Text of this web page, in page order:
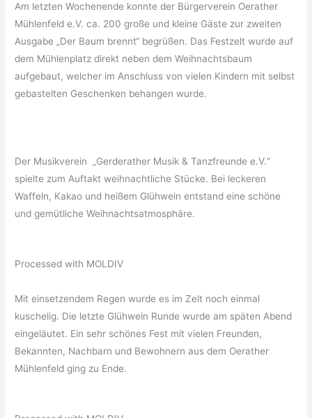
Am letzten Wochenende konnte der Bürgerverein Oerather
Mühlenfeld e.V. ca. 200 große und kleine Gäste zur zweiten
Ausgabe „Der Baum brennt“ begrüßen. Das Festzelt wurde auf
dem Mühlenplatz direkt neben dem Weihnachtsbaum
aufgebaut, welcher im Anschluss von vielen Kindern mit selbst
gebastelten Geschenken behangen wurde.
Der Musikverein „Gerderather Musik & Tanzfreunde e.V.“
spielte zum Auftakt weihnachtliche Stücke. Bei leckeren
Waffeln, Kakao und heißem Glühwein entstand eine schöne
und gemütliche Weihnachtsatmosphäre.
Processed with MOLDIV
Mit einsetzendem Regen wurde es im Zelt noch einmal
kuschelig. Die letzte Glühwein Runde wurde am späten Abend
eingeläutet. Ein sehr schönes Fest mit vielen Freunden,
Bekannten, Nachbarn und Bewohnern aus dem Oerather
Mühlenfeld ging zu Ende.